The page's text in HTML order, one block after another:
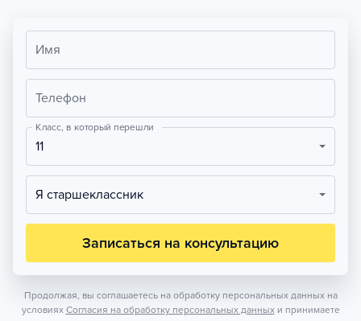
Имя
Телефон
Класс, в который перешли
11
Я старшеклассник
Записаться на консультацию
Продолжая, вы соглашаетесь на обработку персональных данных на
условиях Согласия на обработку персональных данных и принимаете